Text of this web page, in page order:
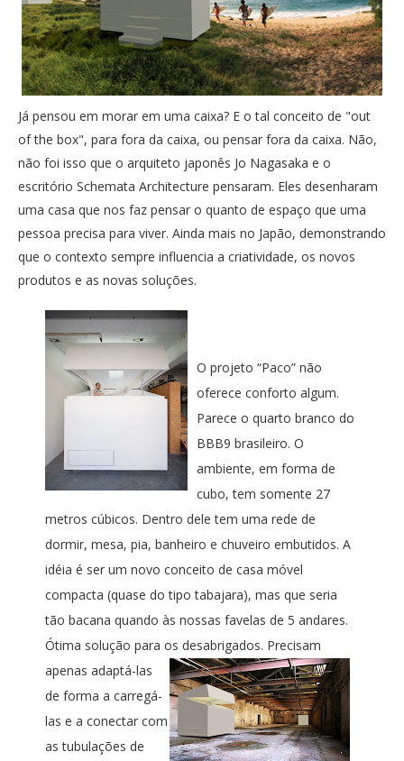
Já pensou em morar em uma caixa? E o tal conceito de "out
of the box", para fora da caixa, ou pensar fora da caixa. Não,
não foi isso que o arquiteto japonês Jo Nagasaka e o
escritório Schemata Architecture pensaram. Eles desenharam
uma casa que nos faz pensar o quanto de espaço que uma
pessoa precisa para viver. Ainda mais no Japão, demonstrando
que o contexto sempre influencia a criatividade, os novos
produtos e as novas soluções.
O projeto “Paco” não
oferece conforto algum.
Parece o quarto branco do
BBB9 brasileiro. O
ambiente, em forma de
cubo, tem somente 27
metros cúbicos. Dentro dele tem uma rede de
dormir, mesa, pia, banheiro e chuveiro embutidos. A
idéia é ser um novo conceito de casa móvel
compacta (quase do tipo tabajara), mas que seria
tão bacana quando às nossas favelas de 5 andares.
Ótima solução para os desabrigados. Precisam
apenas adaptá-las
de forma a carregá-
las e a conectar com
as tubulações de